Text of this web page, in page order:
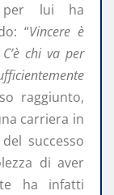
lui ha
“Vincere è
chi va per
raggiunto,
carriera in
successo
di aver
ha infatti